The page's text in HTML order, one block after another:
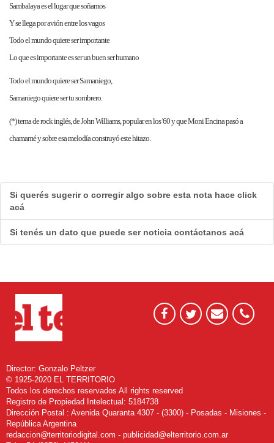
Sambalaya es el lugar que soñamos
Y se llega por avión entre los vagos
Todo el mundo quiere ser importante
Lo que es importante es ser un buen ser humano
Todo el mundo quiere ser Samaniego,
Samaniego quiere ser tu sombrero.
(*) tema de rock inglés, de John Williams, popular en los '60 y que Moni Encina pasó a
chamamé y sobre esa melodía construyó este hitazo.
Si querés sugerir o corregir algo sobre esta nota hace click
acá
Si tenés un dato que puede ser noticia contáctanos acá
Director: Gonzalo Peltzer
© 1925-2020 EL TERRITORIO
Todos los derechos reservados All rights reserved
Registro de Propiedad Intelectual: 5184738
Dirección Postal : Avenida Quaranta 4307 - (3300) - Posadas - Misiones -
República Argentina
redaccion@territoriodigital.com - publicidad@elterritorio.com.ar